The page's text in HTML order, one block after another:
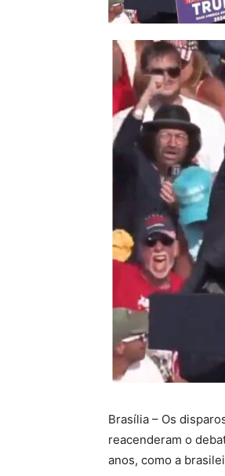
Brasília – Os
reacenderam o
anos, como a